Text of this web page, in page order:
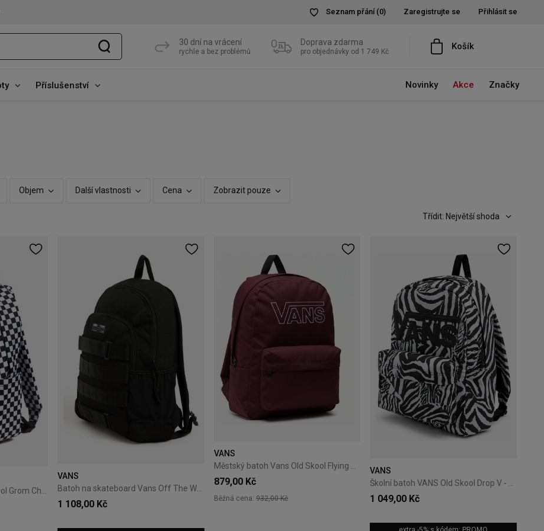
Seznam přání (0) Zaregistrujte se Přihlásit se
30 dní na vrácení
rychle a bez problémů
Doprava zdarma
pro objednávky od 1 749 Kč Košík
Příslušenství Novinky Akce Značky
Objem Další vlastnosti Cena Zobrazit pouze
Třídit: Největší shoda
VANS
1 108,00 Kč
VANS
879,00 Kč
Běžná cena: 932,00 Kč
VANS
1 049,00 Kč